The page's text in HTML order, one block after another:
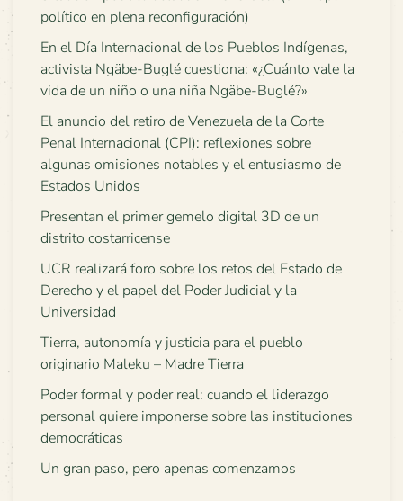
político en plena reconfiguración)
En el Día Internacional de los Pueblos Indígenas,
activista Ngäbe-Buglé cuestiona: «¿Cuánto vale la
vida de un niño o una niña Ngäbe-Buglé?»
El anuncio del retiro de Venezuela de la Corte
Penal Internacional (CPI): reflexiones sobre
algunas omisiones notables y el entusiasmo de
Estados Unidos
Presentan el primer gemelo digital 3D de un
distrito costarricense
UCR realizará foro sobre los retos del Estado de
Derecho y el papel del Poder Judicial y la
Universidad
Tierra, autonomía y justicia para el pueblo
originario Maleku – Madre Tierra
Poder formal y poder real: cuando el liderazgo
personal quiere imponerse sobre las instituciones
democráticas
Un gran paso, pero apenas comenzamos